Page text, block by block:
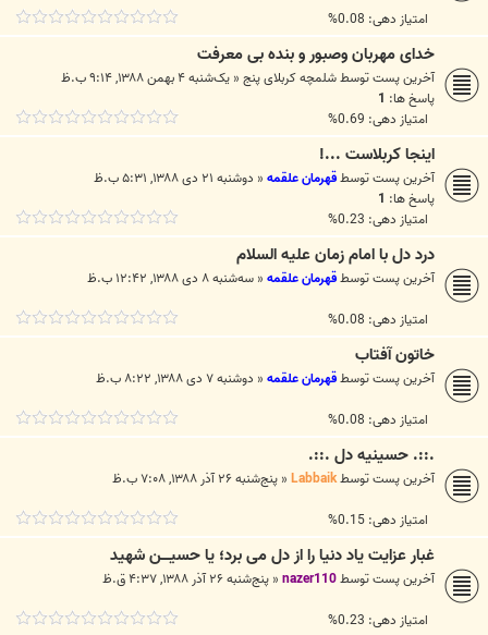
امتیاز دهی: 0.08%
خدای مهربان وصبور و بنده بی معرفت
آخرین پست توسطشلمچه کربلای پنج« یک‌شنبه ۴ بهمن ۱۳۸۸, ۹:۱۴ ب.ظ
پاسخ ها: 1
امتیاز دهی: 0.69%
اینجا کربلاست ...!
آخرین پست توسطقهرمان علقمه« دوشنبه ۲۱ دی ۱۳۸۸, ۵:۳۱ ب.ظ
پاسخ ها: 1
امتیاز دهی: 0.23%
درد دل با امام زمان عليه السلام
آخرین پست توسطقهرمان علقمه« سه‌شنبه ۸ دی ۱۳۸۸, ۱۲:۴۲ ب.ظ
امتیاز دهی: 0.08%
خاتون آفتاب
آخرین پست توسطقهرمان علقمه« دوشنبه ۷ دی ۱۳۸۸, ۸:۲۲ ب.ظ
امتیاز دهی: 0.08%
.::. حسينيه دل .::.
آخرین پست توسطLabbaik
« پنج‌شنبه ۲۶ آذر ۱۳۸۸, ۷:۰۸ ب.ظ
امتیاز دهی: 0.15%
غبار عزایت یاد دنیا را از دل می برد؛ یا حسیــــن شهید
آخرین پست توسطnazer110
« پنج‌شنبه ۲۶ آذر ۱۳۸۸, ۴:۳۷ ق.ظ
امتیاز دهی: 0.23%